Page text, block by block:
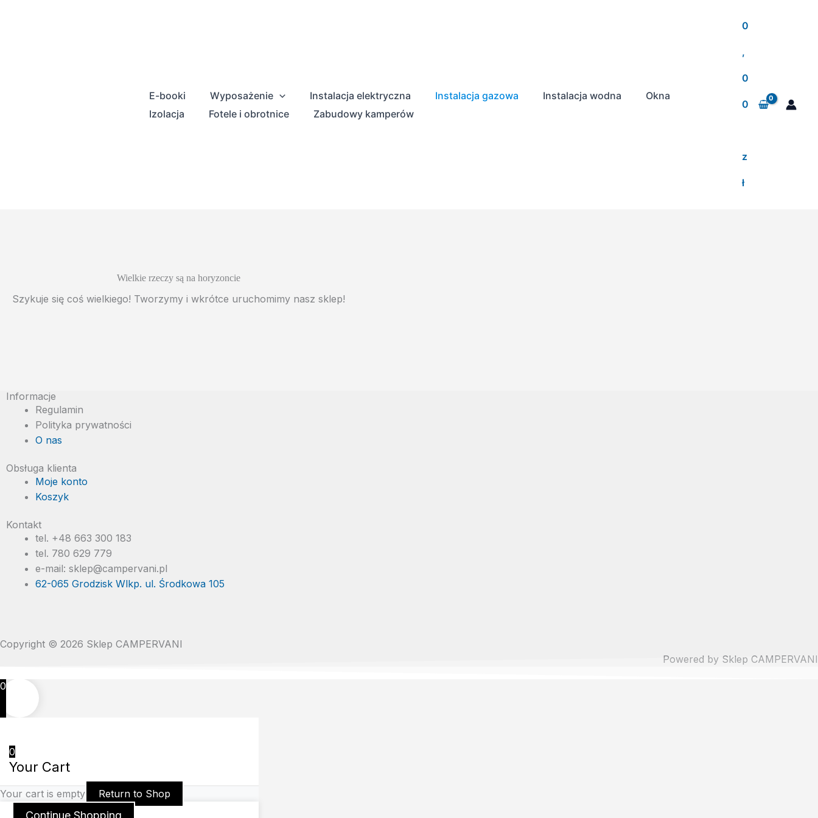
E-booki Wyposażenie Instalacja elektryczna Instalacja gazowa Instalacja wodna
Okna
Izolacja
Fotele i obrotnice Zabudowy kamperów
0
,
0
0
z
ł
Wielkie rzeczy są na horyzoncie
Szykuje się coś wielkiego! Tworzymy i wkrótce uruchomimy nasz sklep!
Informacje
Regulamin
Polityka prywatności
O nas
Obsługa klienta
Moje konto
Koszyk
Kontakt
tel. +48 663 300 183
tel. 780 629 779
e-mail: sklep@campervani.pl
62-065 Grodzisk Wlkp. ul. Środkowa 105
Copyright © 2026 Sklep CAMPERVANI
Powered by Sklep CAMPERVANI
0
0
Your Cart
Your cart is empty Return to Shop
Continue Shopping